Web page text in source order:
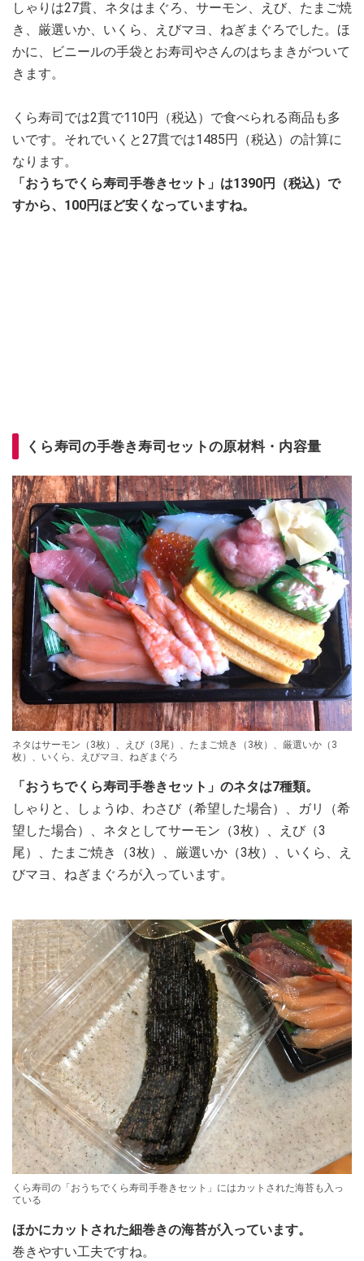
しゃりは27貫、ネタはまぐろ、サーモン、えび、たまご焼
き、厳選いか、いくら、えびマヨ、ねぎまぐろでした。ほ
かに、ビニールの手袋とお寿司やさんのはちまきがついて
きます。
くら寿司では2貫で110円（税込）で食べられる商品も多
いです。それでいくと27貫では1485円（税込）の計算に
なります。
「おうちでくら寿司手巻きセット」は1390円（税込）で
すから、100円ほど安くなっていますね。
くら寿司の手巻き寿司セットの原材料・内容量
ネタはサーモン（3枚）、えび（3尾）、たまご焼き（3枚）、厳選いか（3
枚）、いくら、えびマヨ、ねぎまぐろ
「おうちでくら寿司手巻きセット」のネタは7種類。
しゃりと、しょうゆ、わさび（希望した場合）、ガリ（希
望した場合）、ネタとしてサーモン（3枚）、えび（3
尾）、たまご焼き（3枚）、厳選いか（3枚）、いくら、え
びマヨ、ねぎまぐろが入っています。
くら寿司の「おうちでくら寿司手巻きセット」にはカットされた海苔も入っ
ている
ほかにカットされた細巻きの海苔が入っています。
巻きやすい工夫ですね。